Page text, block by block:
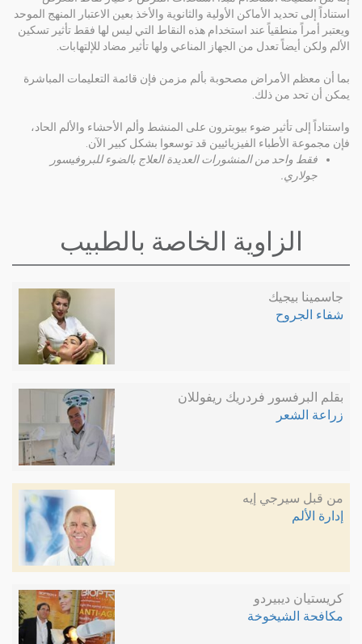
استناداً إلى تحديد الأماكن الأولية والثانوية والأخذ بعين الاعتبار المنهج الموحد
ويعتبر أمراً منطقياً عند استخدام هذه النقاط التي ليس لها فقط تأثير تسكين
الألم ولكن أيضاً تعدل من الجهاز المناعي ولها تأثير مضاد للإلتهابات.
بما أن معظم الأمراض مصحوبة بألم مزمن فإن قائمة التعليمات المباشرة
يمكن أن تحد من ذلك.
واستناداً إلى تأثير ضوء بيوبترون على المنشط وألم الأحشاء والألم الحاد،
فإن مجموعة الأطباء الفيزيائيين قد توسعوا بشكل كبير الآن.
فقط واحد من المنشورات العديدة العلاج بالضوء للبروفيسور
جولاري.
الزاوية الخاصة بالطبيب
جاسمينا بيجيك
شفاء الجروح
بقلم البرفسور فردريك ريفوللان
زراعة الشعر
من قبل سيرجي إيه
إدارة الألم
كريستيان ديبيردو
مكافحة الشيخوخة